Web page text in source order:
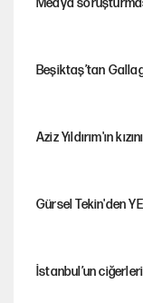
Beşiktaş’tan
Aziz Yıldırım'ın
Gürsel Tekin'den
İstanbul’un